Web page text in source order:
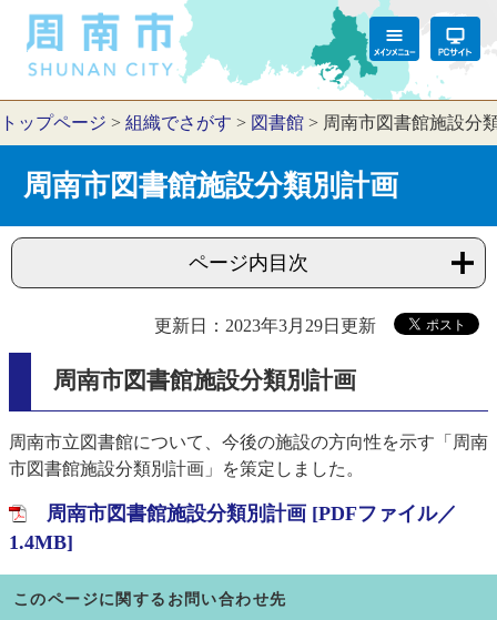
トップページ > 組織でさがす > 図書館 > 周南市図書館施設分
周南市図書館施設分類別計画
ページ内目次
更新日：2023年3月29日更新
周南市図書館施設分類別計画
周南市立図書館について、今後の施設の方向性を示す「周南
市図書館施設分類別計画」を策定しました。
周南市図書館施設分類別計画 [PDFファイル／
1.4MB]
このページに関するお問い合わせ先